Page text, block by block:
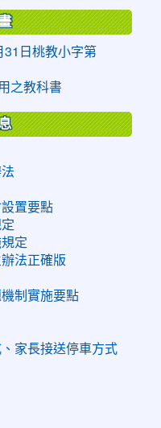
31日桃教小字第
之教科書
設置要點
定
法正確版
制實施要點
家長接送停車方式